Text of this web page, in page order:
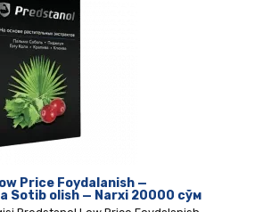
Price Foydalanish —
Sotib olish — Narxi 20000 сўм